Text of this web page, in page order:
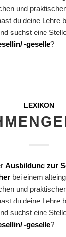
und
du deine Lehre
suchst eine
-geselle?
LEXIKON
Ausbildung zur
bei einem
und
du deine Lehre
suchst eine
-geselle?